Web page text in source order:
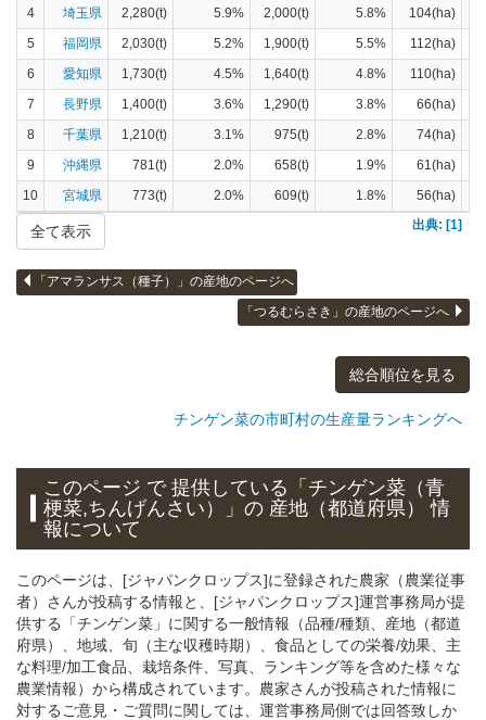
4
埼玉県 2,280(t) 5.9% 2,000(t) 5.8%
104(ha)
5
福岡県 2,030(t) 5.2% 1,900(t) 5.5%
112(ha)
6
愛知県 1,730(t) 4.5% 1,640(t) 4.8%
110(ha)
7
長野県 1,400(t) 3.6% 1,290(t) 3.8%
66(ha)
8
千葉県 1,210(t) 3.1% 975(t) 2.8%
74(ha)
9
沖縄県 781(t) 2.0% 658(t) 1.9%
61(ha)
10
宮城県 773(t) 2.0% 609(t) 1.8%
56(ha)
出典: [1]
全て表示
「アマランサス（種子）」の産地のページへ
「つるむらさき」の産地のページへ
総合順位を見る
チンゲン菜の市町村の生産量ランキングへ
このページ で 提供している「チンゲン菜（青
梗菜,ちんげんさい）」の 産地（都道府県） 情
報について
このページは、[ジャパンクロップス]に登録された農家（農業従事
者）さんが投稿する情報と、[ジャパンクロップス]運営事務局が提
供する「チンゲン菜」に関する一般情報（品種/種類、産地（都道
府県）、地域、旬（主な収穫時期）、食品としての栄養/効果、主
な料理/加工食品、栽培条件、写真、ランキング等を含めた様々な
農業情報）から構成されています。農家さんが投稿された情報に
対するご意見・ご質問に関しては、運営事務局側では回答致しか